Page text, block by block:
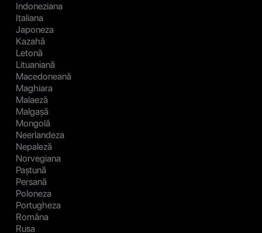
Indoneziana
Italiana
Japoneza
Kazahă
Letonă
Lituaniană
Macedoneană
Maghiara
Malaeză
Malgașă
Mongolă
Neerlandeza
Nepaleză
Norvegiana
Paștună
Persană
Poloneza
Portugheza
Româna
Rusa